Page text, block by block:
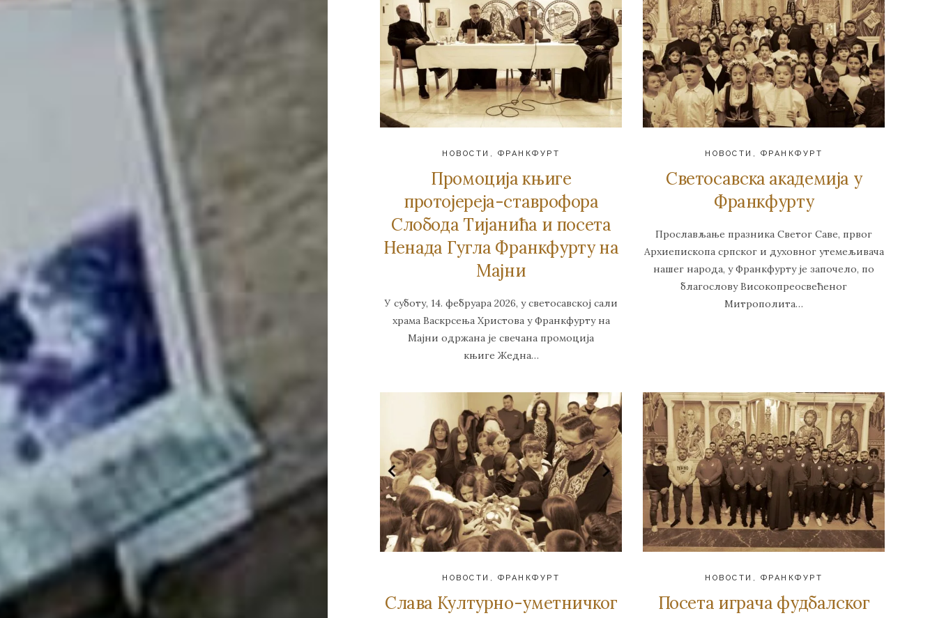
НОВОСТИ , ФРАНКФУРТ
Промоција књиге
протојереја-ставрофора
Слобода Тијанића и посета
Ненада Гугла Франкфурту на
Мајни
У суботу, 14. фебруара 2026, у светосавској сали
храма Васкрсења Христова у Франкфурту на
Мајни одржана је свечана промоција
књиге Жедна…
НОВОСТИ , ФРАНКФУРТ
Светосавска академија у
Франкфурту
Прослављање празника Светог Саве, првог
Aрхиепископа српског и духовног утемељивача
нашег народа, у Франкфурту је започело, по
благослову Високопреосвећеног
Митрополита…
НОВОСТИ , ФРАНКФУРТ
Слава Културно-уметничког
НОВОСТИ , ФРАНКФУРТ
Посета играча фудбалског